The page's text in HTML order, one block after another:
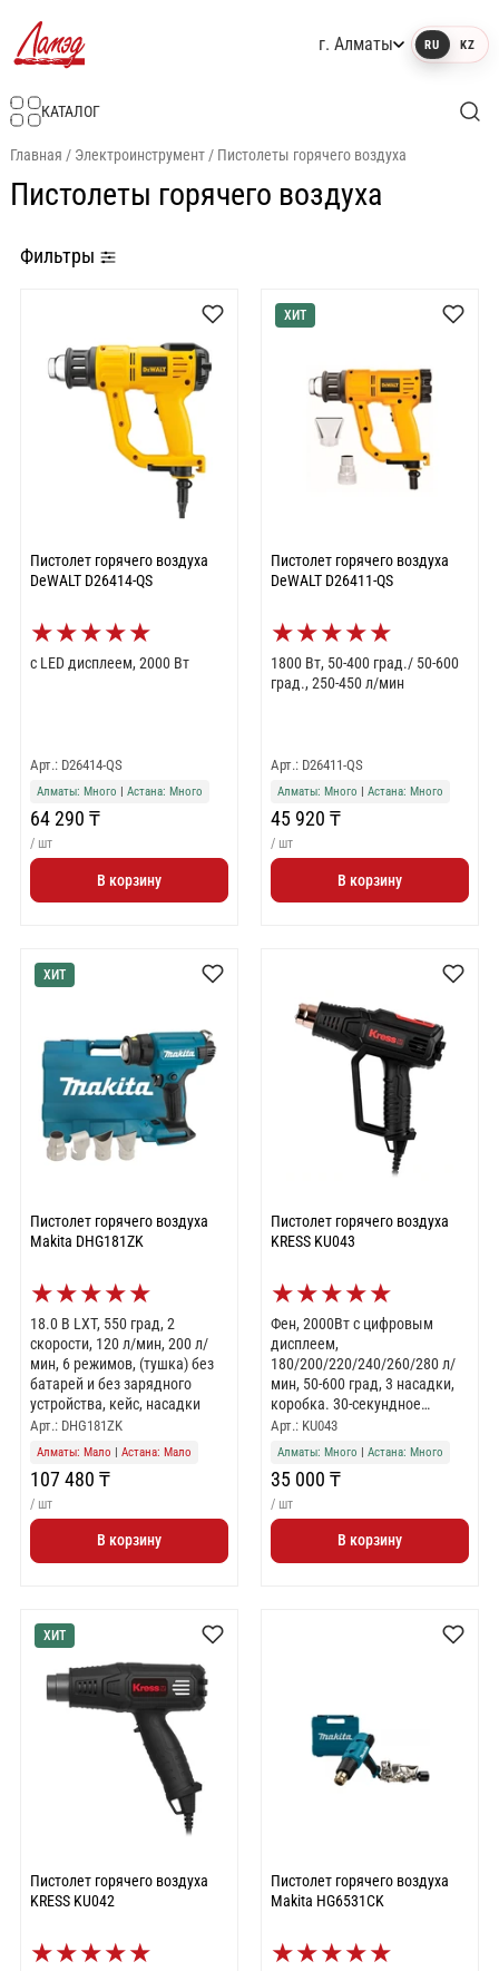
г. Алматы RU KZ
КАТАЛОГ
Главная / Электроинструмент/ Пистолеты горячего воздуха
Пистолеты горячего воздуха
Фильтры
Пистолет горячего воздуха
DeWALT D26414-QS
★★★★★
с LED дисплеем, 2000 Вт
Арт.: D26414-QS
Алматы: Много Астана: Много
64 290 ₸
/ шт
В корзину
ХИТ
Пистолет горячего воздуха
DeWALT D26411-QS
★★★★★
1800 Вт, 50-400 град./ 50-600
град., 250-450 л/мин
Арт.: D26411-QS
Алматы: Много Астана: Много
45 920 ₸
/ шт
В корзину
ХИТ
Пистолет горячего воздуха
Makita DHG181ZK
★★★★★
18.0 В LXT, 550 град, 2
скорости, 120 л/мин, 200 л/
мин, 6 режимов, (тушка) без
батарей и без зарядного
устройства, кейс, насадки
Арт.: DHG181ZK
Алматы: Мало | Астана: Мало
107 480 ₸
/ шт
В корзину
Пистолет горячего воздуха
KRESS KU043
★★★★★
Фен, 2000Вт с цифровым
дисплеем,
180/200/220/240/260/280 л/
мин, 50-600 град, 3 насадки,
коробка. 30-секундное
автоматическое охлаждение
после выключения
Арт.: KU043
Алматы: Много | Астана: Много
35 000 ₸
/ шт
В корзину
ХИТ
Пистолет горячего воздуха
KRESS KU042
★★★★★
Пистолет горячего воздуха
Makita HG6531CK
★★★★★